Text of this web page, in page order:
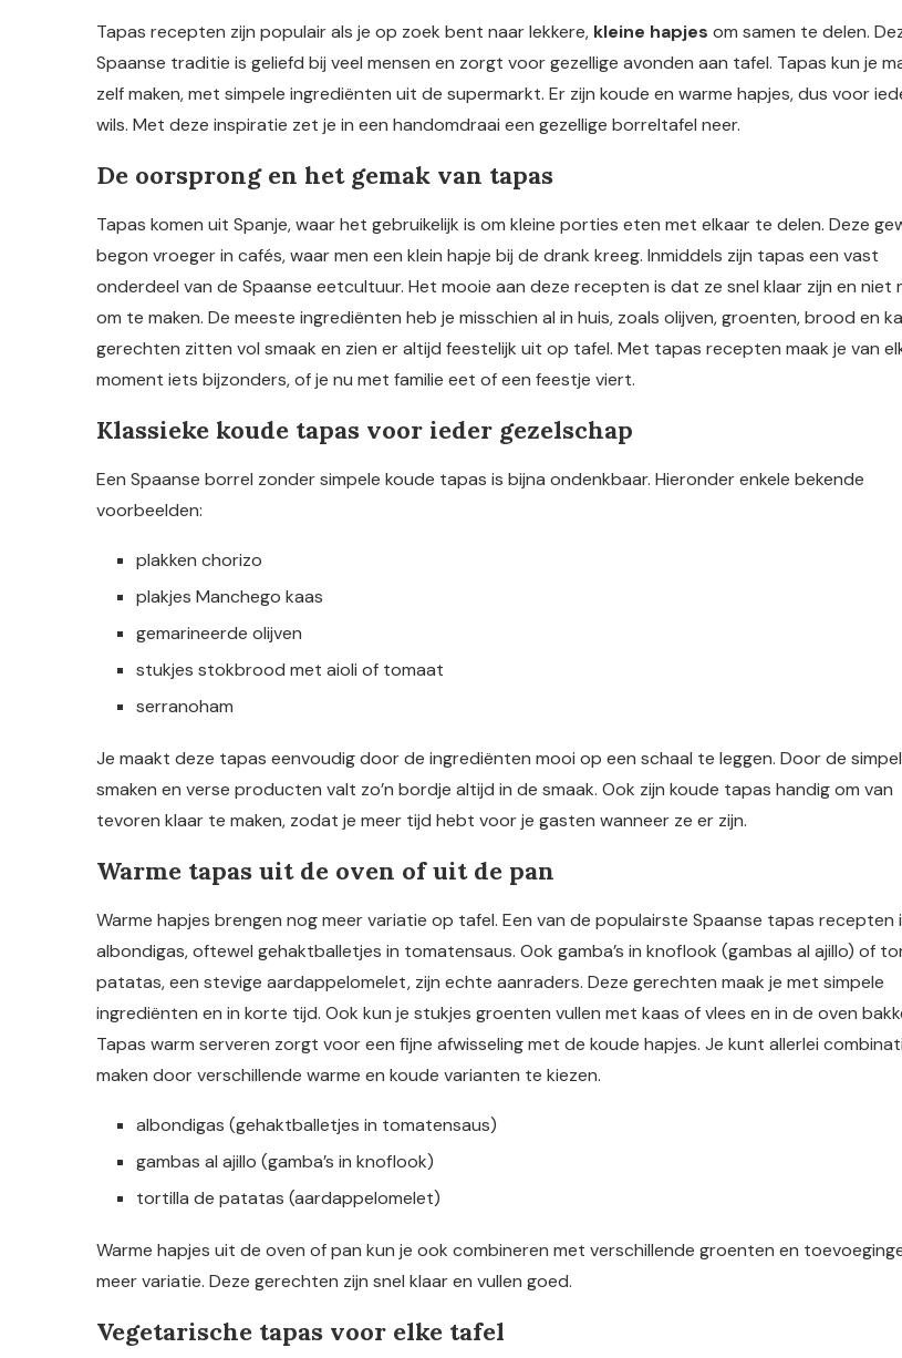
Tapas recepten zijn populair als je op zoek bent naar lekkere, kleine hapjes om samen te delen.
Spaanse traditie is geliefd bij veel mensen en zorgt voor gezellige avonden aan tafel. Tapas kun je
zelf maken, met simpele ingrediënten uit de supermarkt. Er zijn koude en warme hapjes, dus voor
wils. Met deze inspiratie zet je in een handomdraai een gezellige borreltafel neer.
De oorsprong en het gemak van tapas
Tapas komen uit Spanje, waar het gebruikelijk is om kleine porties eten met elkaar te delen. Deze
begon vroeger in cafés, waar men een klein hapje bij de drank kreeg. Inmiddels zijn tapas een vast
onderdeel van de Spaanse eetcultuur. Het mooie aan deze recepten is dat ze snel klaar zijn en niet
om te maken. De meeste ingrediënten heb je misschien al in huis, zoals olijven, groenten, brood en
gerechten zitten vol smaak en zien er altijd feestelijk uit op tafel. Met tapas recepten maak je van
moment iets bijzonders, of je nu met familie eet of een feestje viert.
Klassieke koude tapas voor ieder gezelschap
Een Spaanse borrel zonder simpele koude tapas is bijna ondenkbaar. Hieronder enkele bekende
voorbeelden:
plakken chorizo
plakjes Manchego kaas
gemarineerde olijven
stukjes stokbrood met aioli of tomaat
serranoham
Je maakt deze tapas eenvoudig door de ingrediënten mooi op een schaal te leggen. Door de
smaken en verse producten valt zo’n bordje altijd in de smaak. Ook zijn koude tapas handig om van
tevoren klaar te maken, zodat je meer tijd hebt voor je gasten wanneer ze er zijn.
Warme tapas uit de oven of uit de pan
Warme hapjes brengen nog meer variatie op tafel. Een van de populairste Spaanse tapas recepten
albondigas, oftewel gehaktballetjes in tomatensaus. Ook gamba’s in knoflook (gambas al ajillo) of
patatas, een stevige aardappelomelet, zijn echte aanraders. Deze gerechten maak je met simpele
ingrediënten en in korte tijd. Ook kun je stukjes groenten vullen met kaas of vlees en in de oven
Tapas warm serveren zorgt voor een fijne afwisseling met de koude hapjes. Je kunt allerlei
maken door verschillende warme en koude varianten te kiezen.
albondigas (gehaktballetjes in tomatensaus)
gambas al ajillo (gamba’s in knoflook)
tortilla de patatas (aardappelomelet)
Warme hapjes uit de oven of pan kun je ook combineren met verschillende groenten en
meer variatie. Deze gerechten zijn snel klaar en vullen goed.
Vegetarische tapas voor elke tafel